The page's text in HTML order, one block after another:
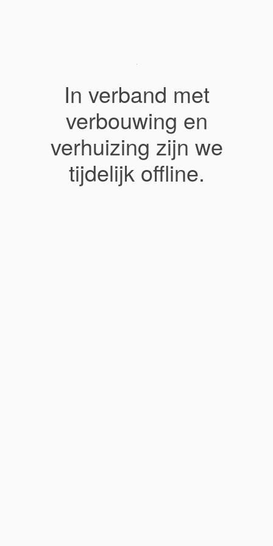
In verband met
verbouwing en
verhuizing zijn we
tijdelijk offline.